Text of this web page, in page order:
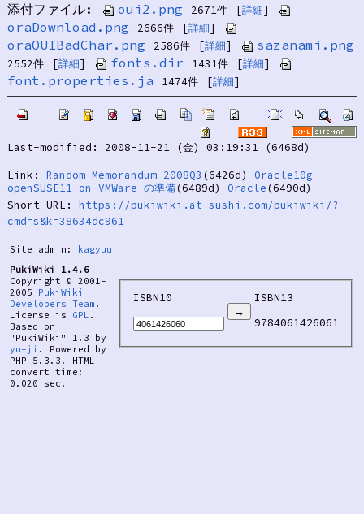
添付ファイル: oui2.png 2671件 [詳細]
oraDownload.png 2666件 [詳細]
oraOUIBadChar.png 2586件 [詳細] sazanami.png
2552件 [詳細] fonts.dir 1431件 [詳細]
font.properties.ja 1474件 [詳細]
Last-modified: 2008-11-21 (金) 03:19:31 (6468d)
Link: Random Memorandum 2008Q3 (6426d) Oracle10g
openSUSE11 on VMWare の準備(6489d) Oracle (6490d)
Short-URL: https://pukiwiki.at-sushi.com/pukiwiki/?
cmd=s&k=38634dc961
Site admin: kagyuu
PukiWiki 1.4.6
Copyright © 2001-
2005 PukiWiki
Developers Team .
License is GPL .
Based on
"PukiWiki" 1.3 by
yu-ji . Powered by
PHP 5.3.3. HTML
convert time:
0.020 sec.
ISBN10
ISBN13
9784061426061